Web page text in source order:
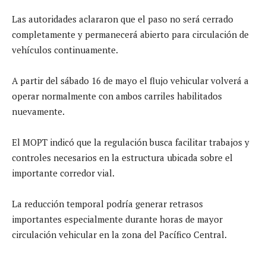
Las autoridades aclararon que el paso no será cerrado
completamente y permanecerá abierto para circulación de
vehículos continuamente.
A partir del sábado 16 de mayo el flujo vehicular volverá a
operar normalmente con ambos carriles habilitados
nuevamente.
El MOPT indicó que la regulación busca facilitar trabajos y
controles necesarios en la estructura ubicada sobre el
importante corredor vial.
La reducción temporal podría generar retrasos
importantes especialmente durante horas de mayor
circulación vehicular en la zona del Pacífico Central.